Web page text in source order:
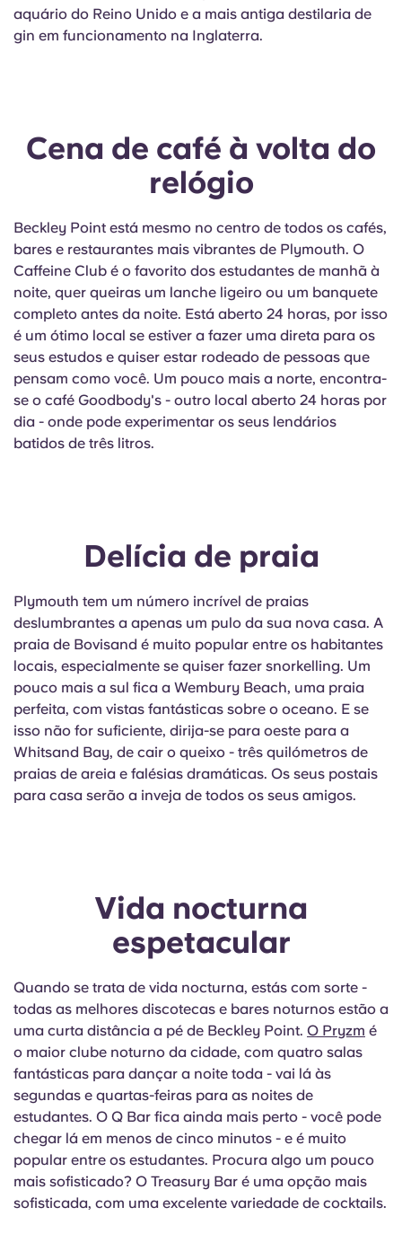
Català
Italian
French
Portuguese
aquário do Reino Unido e a mais antiga destilaria de
gin em funcionamento na Inglaterra.
Cena de café à volta do
relógio
Beckley Point está mesmo no centro de todos os cafés,
bares e restaurantes mais vibrantes de Plymouth. O
Caffeine Club é o favorito dos estudantes de manhã à
noite, quer queiras um lanche ligeiro ou um banquete
completo antes da noite. Está aberto 24 horas, por isso
é um ótimo local se estiver a fazer uma direta para os
seus estudos e quiser estar rodeado de pessoas que
pensam como você. Um pouco mais a norte, encontra-
se o café Goodbody's - outro local aberto 24 horas por
dia - onde pode experimentar os seus lendários
batidos de três litros.
Delícia de praia
Plymouth tem um número incrível de praias
deslumbrantes a apenas um pulo da sua nova casa. A
praia de Bovisand é muito popular entre os habitantes
locais, especialmente se quiser fazer snorkelling. Um
pouco mais a sul fica a Wembury Beach, uma praia
perfeita, com vistas fantásticas sobre o oceano. E se
isso não for suficiente, dirija-se para oeste para a
Whitsand Bay, de cair o queixo - três quilómetros de
praias de areia e falésias dramáticas. Os seus postais
para casa serão a inveja de todos os seus amigos.
Vida nocturna
espetacular
Quando se trata de vida nocturna, estás com sorte -
todas as melhores discotecas e bares noturnos estão a
uma curta distância a pé de Beckley Point. O Pryzm é
o maior clube noturno da cidade, com quatro salas
fantásticas para dançar a noite toda - vai lá às
segundas e quartas-feiras para as noites de
estudantes. O Q Bar fica ainda mais perto - você pode
chegar lá em menos de cinco minutos - e é muito
popular entre os estudantes. Procura algo um pouco
mais sofisticado? O Treasury Bar é uma opção mais
sofisticada, com uma excelente variedade de cocktails.